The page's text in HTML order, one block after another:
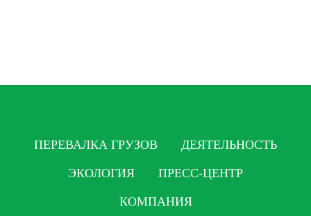
ПЕРЕВАЛКА ГРУЗОВ ДЕЯТЕЛЬНОСТЬ
ЭКОЛОГИЯ ПРЕСС-ЦЕНТР
КОМПАНИЯ